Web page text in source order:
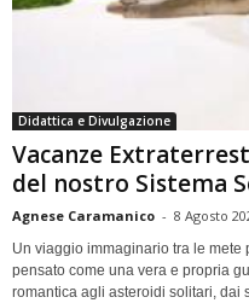
Didattica e Divulgazione
Vacanze
del nostro Sistema
Agnese Caramanico - 8 Agosto
Un viaggio immaginario tra le mete
pensato come una vera e propria
romantica agli asteroidi solitari, dai